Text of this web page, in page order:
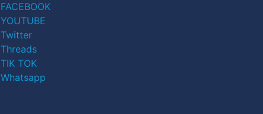
FACEBOOK
YOUTUBE
Twitter
Threads
TIK TOK
Whatsapp